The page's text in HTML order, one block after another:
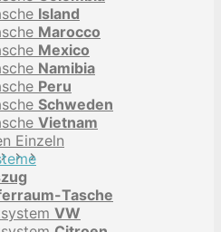
Island
Marocco
Mexico
Namibia
Peru
Schweden
Vietnam
Einzeln
Tasche
VW